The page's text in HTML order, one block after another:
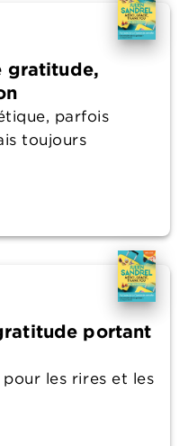
gratitude,
parfois
toujours
portant
les rires et les